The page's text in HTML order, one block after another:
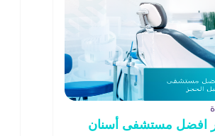
افضل مستشفى أسنان